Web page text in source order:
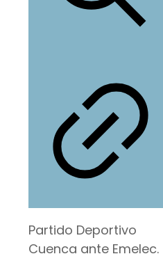
Partido Deportivo
Cuenca ante Emelec.